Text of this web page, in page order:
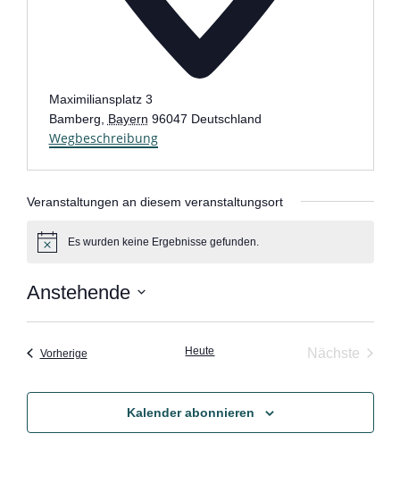
Maximiliansplatz 3
Bamberg
Bayern 96047 Deutschland
Wegbeschreibung
Veranstaltungen an diesem veranstaltungsort
HinweisEs wurden keine Ergebnisse gefunden.
Anstehende
wählen.
VorherigeVeranstaltungen Heute Nächste
Kalender abonnieren